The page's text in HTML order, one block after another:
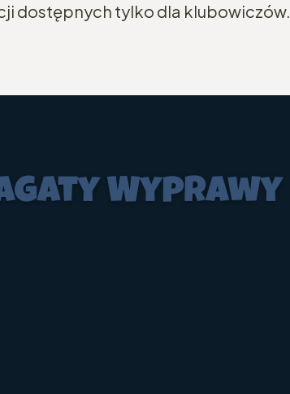
dostępnych tylko dla klubowiczów.